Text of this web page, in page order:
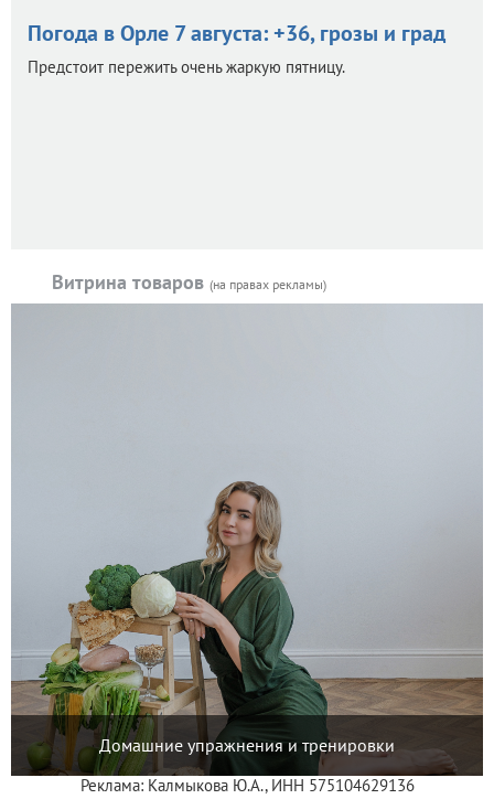
Погода в Орле 7 августа: +36, грозы и град
Предстоит пережить очень жаркую пятницу.
Витрина товаров (на правах рекламы)
Домашние упражнения и тренировки
Реклама: Калмыкова Ю.А., ИНН 575104629136